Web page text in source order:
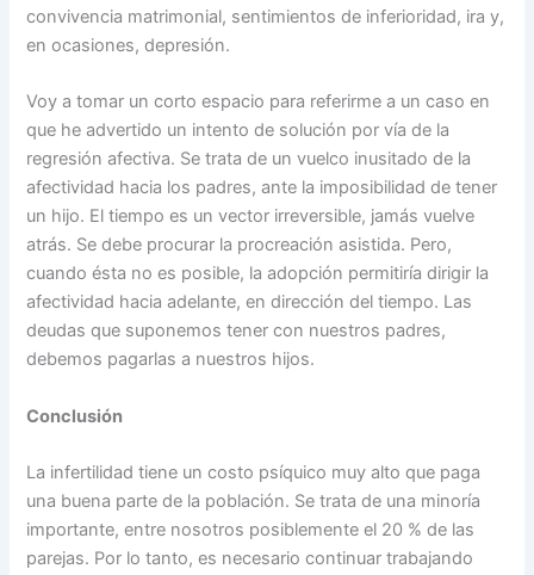
convivencia matrimonial, sentimientos de inferioridad, ira y,
en ocasiones, depresión.
Voy a tomar un corto espacio para referirme a un caso en
que he advertido un intento de solución por vía de la
regresión afectiva. Se trata de un vuelco inusitado de la
afectividad hacia los padres, ante la imposibilidad de tener
un hijo. El tiempo es un vector irreversible, jamás vuelve
atrás. Se debe procurar la procreación asistida. Pero,
cuando ésta no es posible, la adopción permitiría dirigir la
afectividad hacia adelante, en dirección del tiempo. Las
deudas que suponemos tener con nuestros padres,
debemos pagarlas a nuestros hijos.
Conclusión
La infertilidad tiene un costo psíquico muy alto que paga
una buena parte de la población. Se trata de una minoría
importante, entre nosotros posiblemente el 20 % de las
parejas. Por lo tanto, es necesario continuar trabajando